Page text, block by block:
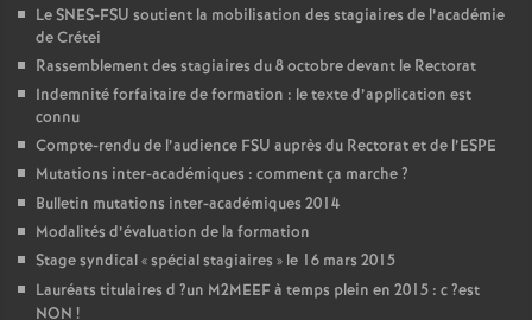
LeSNES-FSU soutient la mobilisation des stagiaires de l’académie
de Crétei
Rassemblement des stagiaires du 8 octobre devant le Rectorat
Indemnité forfaitaire de formation : le texte d’application est
connu
Compte-rendu de l’audience FSU auprès du Rectorat et de l’ESPE
Mutations inter-académiques : comment ça marche?
Bulletin mutations inter-académiques 2014
Modalités d’évaluation de la formation
Stage syndical «spécial stagiaires » le 16 mars 2015
Lauréats titulaires d ?un M2MEEFà temps plein en 2015 : c?est
NON !